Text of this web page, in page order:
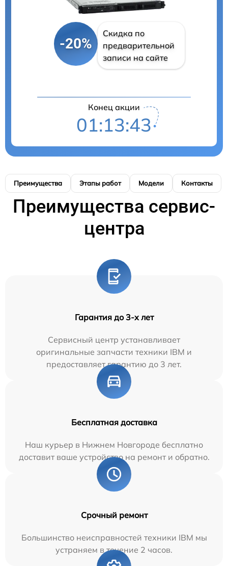
-20%
Скидка по
предварительной
записи на сайте
Конец акции
01:13:42
Преимущества Этапы работ Модели Контакты
Преимущества сервис-
центра
Гарантия до 3-х лет
Сервисный центр устанавливает
оригинальные запчасти техники IBM и
предоставляет гарантию до 3 лет.
Бесплатная доставка
Наш курьер в Нижнем Новгороде бесплатно
доставит ваше устройство на ремонт и обратно.
Срочный ремонт
Большинство неисправностей техники IBM мы
устраняем в течение 2 часов.